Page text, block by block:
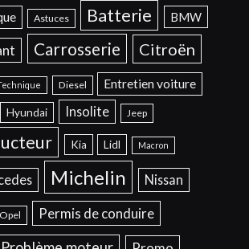
Astuces Batterie BMW
Carrosserie Citroën
Diesel Entretien voiture
Hyundai Insolite Jeep
Kia Lidl Macron
Michelin Nissan
Opel Permis de conduire